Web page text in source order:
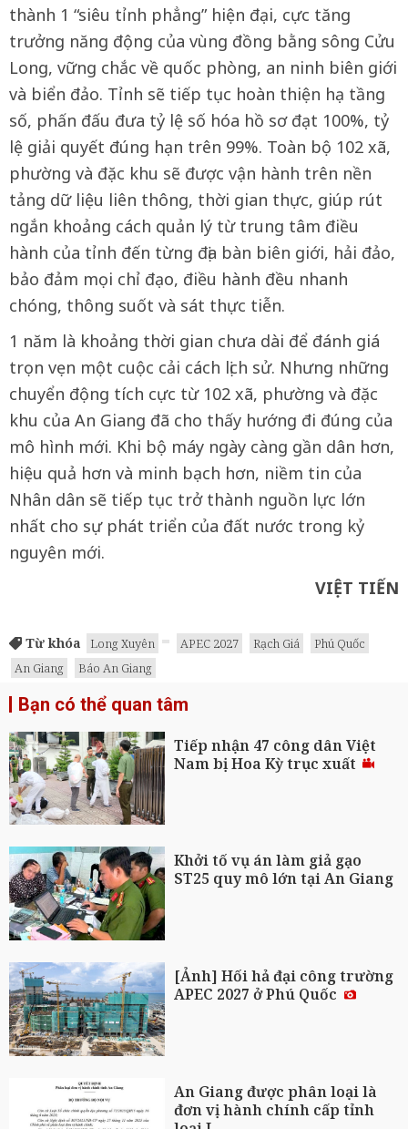
thành 1 “siêu tỉnh phẳng” hiện đại, cực tăng
trưởng năng động của vùng đồng bằng sông Cửu
Long, vững chắc về quốc phòng, an ninh biên giới
và biển đảo. Tỉnh sẽ tiếp tục hoàn thiện hạ tầng
số, phấn đấu đưa tỷ lệ số hóa hồ sơ đạt 100%, tỷ
lệ giải quyết đúng hạn trên 99%. Toàn bộ 102 xã,
phường và đặc khu sẽ được vận hành trên nền
tảng dữ liệu liên thông, thời gian thực, giúp rút
ngắn khoảng cách quản lý từ trung tâm điều
hành của tỉnh đến từng địa bàn biên giới, hải đảo,
bảo đảm mọi chỉ đạo, điều hành đều nhanh
chóng, thông suốt và sát thực tiễn.
1 năm là khoảng thời gian chưa dài để đánh giá
trọn vẹn một cuộc cải cách lịch sử. Nhưng những
chuyển động tích cực từ 102 xã, phường và đặc
khu của An Giang đã cho thấy hướng đi đúng của
mô hình mới. Khi bộ máy ngày càng gần dân hơn,
hiệu quả hơn và minh bạch hơn, niềm tin của
Nhân dân sẽ tiếp tục trở thành nguồn lực lớn
nhất cho sự phát triển của đất nước trong kỷ
nguyên mới.
VIỆT TIẾN
Từ khóa Long Xuyên APEC 2027 Rạch Giá
Phú Quốc
An Giang
Báo An Giang
Bạn có thể quan tâm
Tiếp nhận 47 công dân Việt
Nam bị Hoa Kỳ trục xuất
Khởi tố vụ án làm giả gạo
ST25 quy mô lớn tại An Giang
[Ảnh] Hối hả đại công trường
APEC 2027 ở Phú Quốc
An Giang được phân loại là
đơn vị hành chính cấp tỉnh